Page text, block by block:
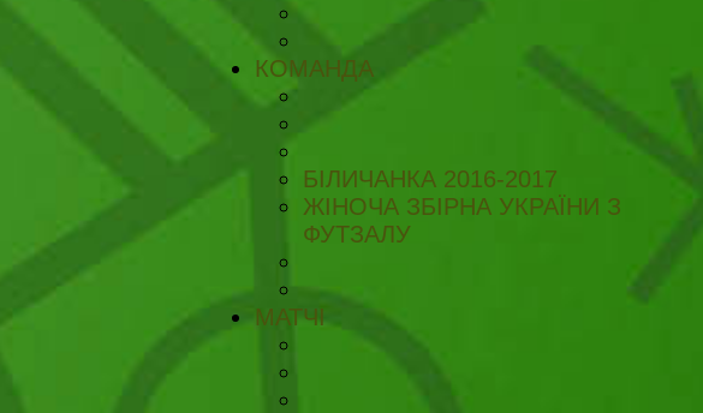
КОМАНДА
БІЛИЧАНКА 2016-2017
ЖІНОЧА ЗБІРНА УКРАЇНИ З
ФУТЗАЛУ
МАТЧІ